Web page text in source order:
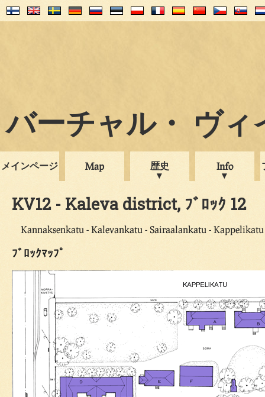
バーチャル・ ヴィ
メインページ Map 歴史 Info
KV12 - Kaleva district, ﾌﾞﾛｯｸ 12
Kannaksenkatu - Kalevankatu - Sairaalankatu - Kappelikatu
ﾌﾞﾛｯｸﾏｯﾌﾟ